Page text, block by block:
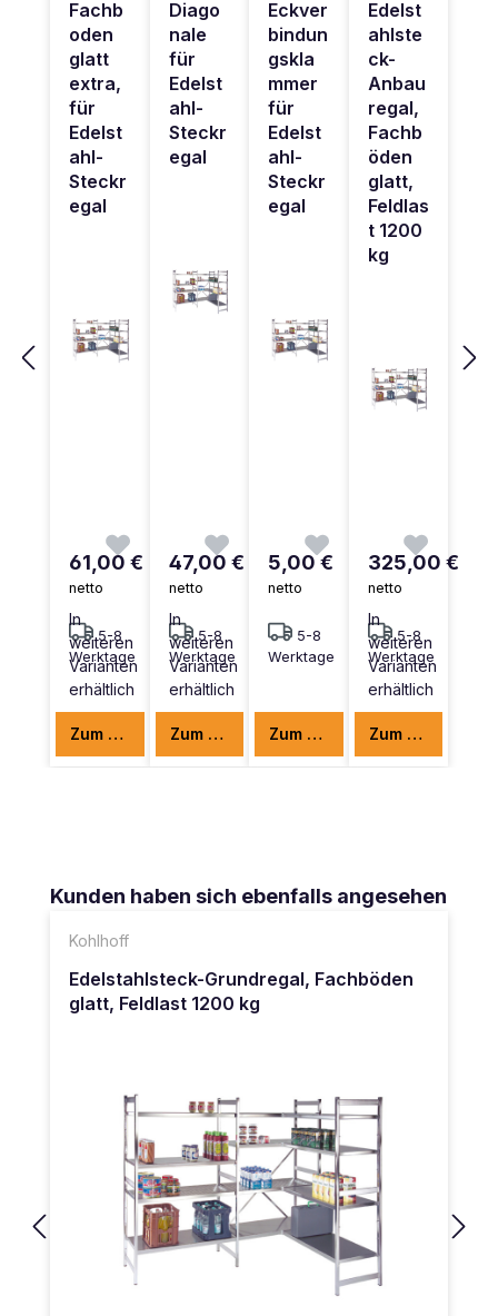
Fachb
oden
glatt
extra,
für
Edelst
ahl-
Steckr
egal
61,00 €
netto
5-8
Werktage
In
weiteren
Varianten
erhältlich
Zum Produkt
Diago
nale
für
Edelst
ahl-
Steckr
egal
47,00 €
netto
5-8
Werktage
In
weiteren
Varianten
erhältlich
Zum Produkt
Eckver
bindun
gskla
mmer
für
Edelst
ahl-
Steckr
egal
5,00 €
netto
5-8
Werktage
Zum Produkt
Edelst
ahlste
ck-
Anbau
regal,
Fachb
öden
glatt,
Feldlas
t 1200
kg
325,00 €
netto
5-8
Werktage
In
weiteren
Varianten
erhältlich
Zum Produkt
Produktgalerie überspringen
Kunden haben sich ebenfalls angesehen
Kohlhoff
Edelstahlsteck-Grundregal, Fachböden
glatt, Feldlast 1200 kg